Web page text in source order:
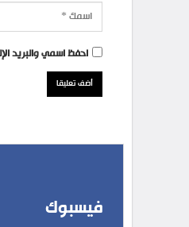
احفظ اسمي والبريد
فيسبوك